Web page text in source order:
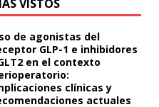
VISTOS
de agonistas del
GLP-1 e inhibidores
en el contexto
clínicas y
actuales